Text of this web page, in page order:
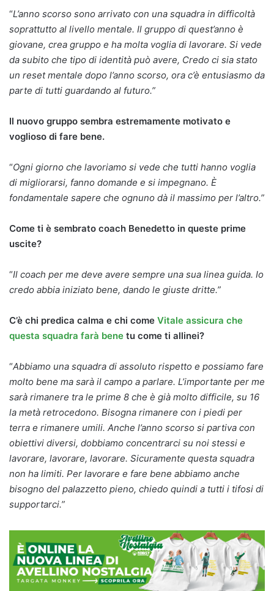
“L’anno scorso sono arrivato con una squadra in difficoltà
soprattutto al livello mentale. Il gruppo di quest’anno è
giovane, crea gruppo e ha molta voglia di lavorare. Si vede
da subito che tipo di identità può avere, Credo ci sia stato
un reset mentale dopo l’anno scorso, ora c’è entusiasmo da
parte di tutti guardando al futuro.”
Il nuovo gruppo sembra estremamente motivato e
voglioso di fare bene.
“Ogni giorno che lavoriamo si vede che tutti hanno voglia
di migliorarsi, fanno domande e si impegnano. È
fondamentale sapere che ognuno dà il massimo per l’altro.”
Come ti è sembrato coach Benedetto in queste prime
uscite?
“Il coach per me deve avere sempre una sua linea guida. Io
credo abbia iniziato bene, dando le giuste dritte.”
C’è chi predica calma e chi come Vitale assicura che
questa squadra farà bene tu come ti allinei?
“Abbiamo una squadra di assoluto rispetto e possiamo fare
molto bene ma sarà il campo a parlare. L’importante per me
sarà rimanere tra le prime 8 che è già molto difficile, su 16
la metà retrocedono. Bisogna rimanere con i piedi per
terra e rimanere umili. Anche l’anno scorso si partiva con
obiettivi diversi, dobbiamo concentrarci su noi stessi e
lavorare, lavorare, lavorare. Sicuramente questa squadra
non ha limiti. Per lavorare e fare bene abbiamo anche
bisogno del palazzetto pieno, chiedo quindi a tutti i tifosi di
supportarci.”